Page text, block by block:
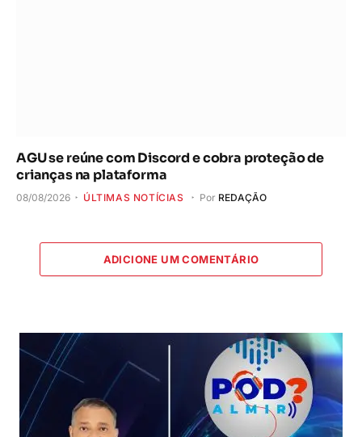
AGU se reúne com Discord e cobra proteção de
crianças na plataforma
08/08/2026 ÚLTIMAS NOTÍCIAS Por REDAÇÃO
ADICIONE UM COMENTÁRIO